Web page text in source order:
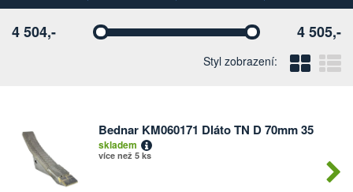
Vyberte Vyberte
4 504,- 4 505,-
Styl zobrazení:
Bednar KM060171 Dláto TN D 70mm 35
skladem
více než 5 ks
Počet
kusů